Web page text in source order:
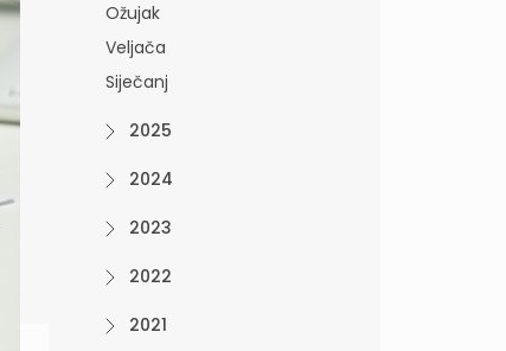
Ožujak
Veljača
Siječanj
2025
2024
2023
2022
2021